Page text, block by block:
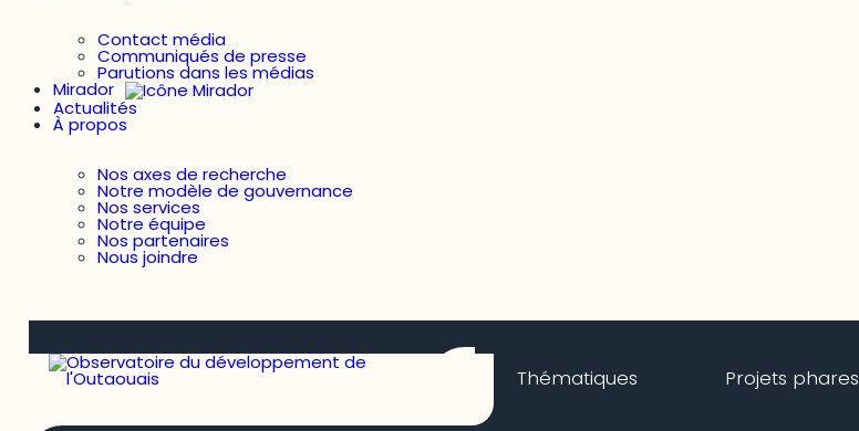
Contact média
Communiqués de presse
Parutions dans les médias
Mirador
Actualités
À propos
Nos axes de recherche
Notre modèle de gouvernance
Nos services
Notre équipe
Nos partenaires
Nous joindre
Thématiques Projets phares